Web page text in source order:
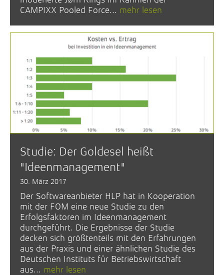
CAMPIXX Pooled Force... mehr lesen
Studie: Der Goldesel heißt
"Ideenmanagement"
30. März 2017
Der Softwareanbieter HLP hat in Kooperation
mit der FOM eine neue Studie zu den
Erfolgsfaktoren im Ideenmanagement
durchgeführt. Die Ergebnisse der Studie
decken sich größtenteils mit den Erfahrungen
aus der Praxis und einer ähnlichen Studie des
Deutschen Instituts für Betriebswirtschaft
aus... mehr lesen